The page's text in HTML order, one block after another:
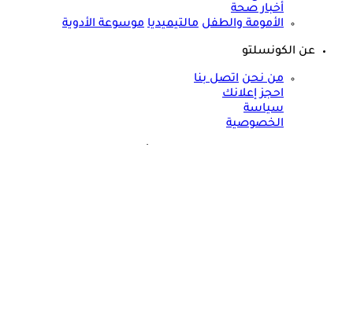
أخبار صحة
الأمومة والطفل مالتيميديا موسوعة الأدوية
عن الكونسلتو
من نحن اتصل بنا
احجز إعلانك
سياسة
الخصوصية